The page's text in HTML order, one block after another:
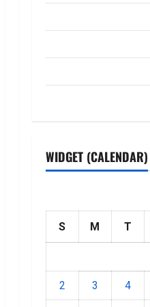
WIDGET (CALENDAR)
S M T
2 3 4